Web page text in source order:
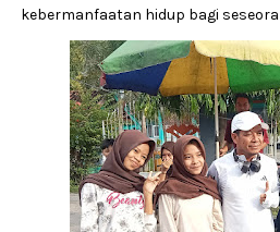
kebermanfaatan hidup bagi